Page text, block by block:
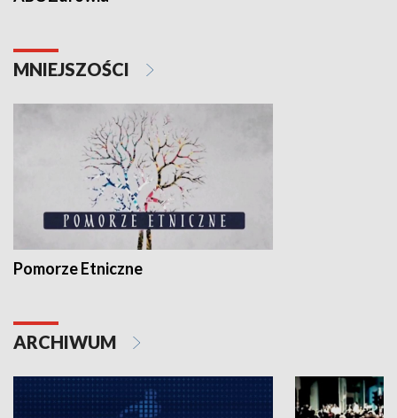
MNIEJSZOŚCI
Pomorze Etniczne
ARCHIWUM